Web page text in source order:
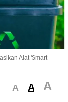
Alat 'Smart
A A A